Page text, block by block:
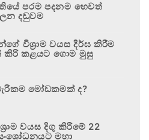
පරම පදනම හෙවත්
දඬුවම
විශ්‍රාම වයස දීර්ඝ කිරීම
කිරි කළයට ගොම මුසු
මෝඩකමක් ද?
වයස දිගු කිරීමේ 22
මහා